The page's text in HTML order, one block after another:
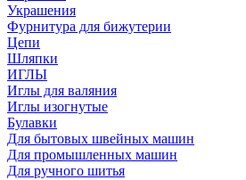
Украшения
Фурнитура для бижутерии
Цепи
Шляпки
ИГЛЫ
Иглы для валяния
Иглы изогнутые
Булавки
Для бытовых швейных машин
Для промышленных машин
Для ручного шитья